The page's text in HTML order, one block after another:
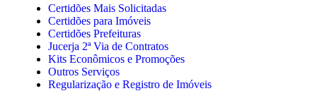
Certidões Mais Solicitadas
Certidões para Imóveis
Certidões Prefeituras
Jucerja 2ª Via de Contratos
Kits Econômicos e Promoções
Outros Serviços
Regularização e Registro de Imóveis